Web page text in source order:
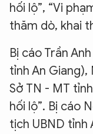
hối lộ”, “Vi
thăm dò, khai
Bị cáo Trần
tỉnh An Giang),
Sở TN - MT
hối lộ”. Bị cáo
tịch UBND tỉnh